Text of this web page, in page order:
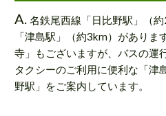
A. 名鉄尾西線「日比野駅」（
「津島駅」（約3km）があり
寺」もございますが、バスの運
タクシーのご利用に便利な「津
野駅」をご案内しています。